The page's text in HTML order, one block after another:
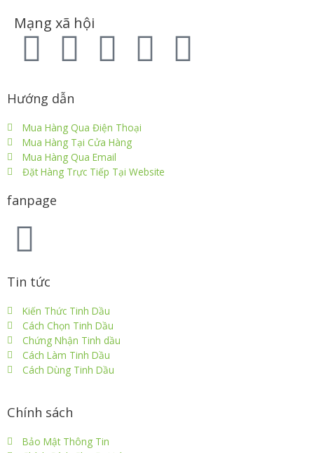
Mạng xã hội
Hướng dẫn
Mua Hàng Qua Điện Thoại
Mua Hàng Tại Cửa Hàng
Mua Hàng Qua Email
Đặt Hàng Trực Tiếp Tại Website
fanpage
Tin tức
Kiến Thức Tinh Dầu
Cách Chọn Tinh Dầu
Chứng Nhận Tinh dầu
Cách Làm Tinh Dầu
Cách Dùng Tinh Dầu
Chính sách
Bảo Mật Thông Tin